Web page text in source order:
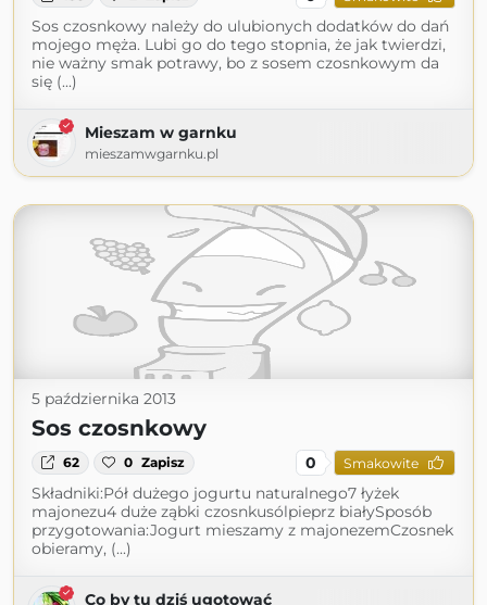
Sos czosnkowy należy do ulubionych dodatków do dań
mojego męża. Lubi go do tego stopnia, że jak twierdzi,
nie ważny smak potrawy, bo z sosem czosnkowym da
się (...)
Mieszam w garnku
mieszamwgarnku.pl
5 października 2013
Sos czosnkowy
62 0 Zapisz 0 Smakowite
Składniki:Pół dużego jogurtu naturalnego7 łyżek
majonezu4 duże ząbki czosnkusólpieprz białySposób
przygotowania:Jogurt mieszamy z majonezemCzosnek
obieramy, (...)
Co by tu dziś ugotować